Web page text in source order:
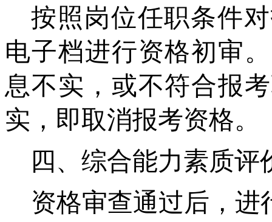
按照岗位任职条件
电子档进行资格初审。
息不实，或不符合报
实，即取消报考资格。
四、综合能力素质评
资格审查通过后，进